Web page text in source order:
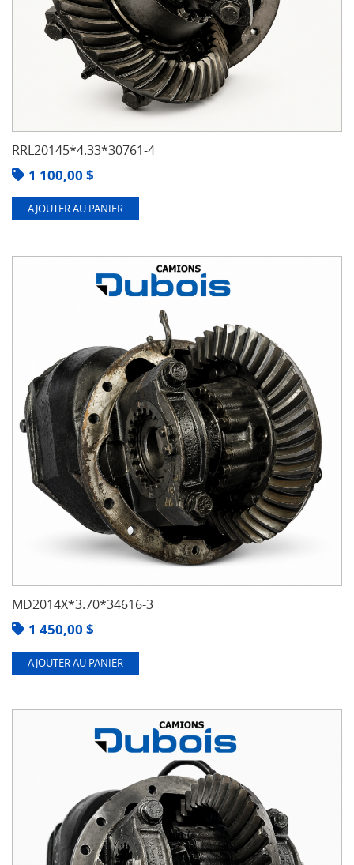
RRL20145*4.33*30761-4
1 100,00 $
AJOUTER AU PANIER
MD2014X*3.70*34616-3
1 450,00 $
AJOUTER AU PANIER